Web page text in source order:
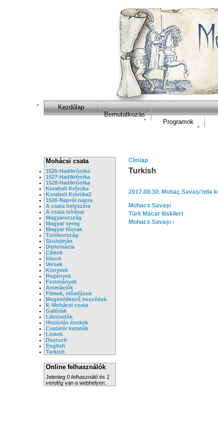
Kezdőlap
Bemutatkozás
Programok
Mohácsi csata
1526-Hadikrónika
1527-Hadikrónika
1528-Hadikrónika
Korabeli Krónika
Korabeli Krónika2
1526-Napról napra
A csata helyszíne
A csata leírásai
Magyarország
Magyar sereg
Magyar főurak
Törökország
Szulejmán
Diplomácia
Cikkek
Írások
Versek
Könyvek
Regények
Festmények
Animációk
Filmek, előadások
Megemlékező beszédek
II. Mohácsi csata
Galériák
Látnivalók
Históriás énekek
Csatatér kutatók
Linkek
Deutsch
English
Turkish
Online felhasználók
Jelenleg 0 felhasználó és 1
vendég van a webhelyen.
Címlap
Turkish
2017.08.30. Mohaç Savaşı'nda
Mohacs Savaşı
Türk Macar Iliskileri
Mohacs Savaşı ›